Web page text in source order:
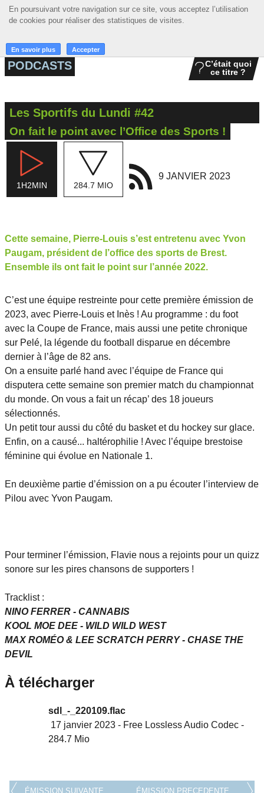
En poursuivant votre navigation sur ce site, vous acceptez l’utilisation
de cookies pour réaliser des statistiques de visites.
En savoir plus Accepter
En poursuivant votre navigation sur ce site, vous acceptez l’utilisation
de cookies pour réaliser des statistiques de visites.
En savoir plus Accepter
☰ MENU
ACCUEIL
ACTIONS
PODCASTS
C’était quoi
ce titre ?
Les Sportifs du Lundi #42
On fait le point avec l’Office des Sports !
1H2MIN 284.7 MIO
9 JANVIER 2023
Cette semaine, Pierre-Louis s’est entretenu avec Yvon
Paugam, président de l’office des sports de Brest.
Ensemble ils ont fait le point sur l’année 2022.
C’est une équipe restreinte pour cette première émission de
2023, avec Pierre-Louis et Inès ! Au programme : du foot
avec la Coupe de France, mais aussi une petite chronique
sur Pelé, la légende du football disparue en décembre
dernier à l’âge de 82 ans.
On a ensuite parlé hand avec l’équipe de France qui
disputera cette semaine son premier match du championnat
du monde. On vous a fait un récap’ des 18 joueurs
sélectionnés.
Un petit tour aussi du côté du basket et du hockey sur glace.
Enfin, on a causé... haltérophilie ! Avec l’équipe brestoise
féminine qui évolue en Nationale 1.
En deuxième partie d’émission on a pu écouter l’interview de
Pilou avec Yvon Paugam.
Pour terminer l’émission, Flavie nous a rejoints pour un quizz
sonore sur les pires chansons de supporters !
Tracklist :
NINO FERRER - CANNABIS
KOOL MOE DEE - WILD WILD WEST
MAX ROMÉO & LEE SCRATCH PERRY - CHASE THE
DEVIL
À télécharger
sdl_-_220109.flac
17 janvier 2023 - Free Lossless Audio Codec -
284.7 Mio
ÉMISSION SUIVANTE ÉMISSION PRECEDENTE